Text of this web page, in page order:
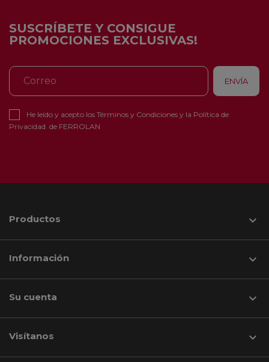
SUSCRÍBETE Y CONSIGUE
PROMOCIONES EXCLUSIVAS!
He leído y acepto los Términos y Condiciones y la Política de
Privacidad de FERROLAN
Productos 
Información 
Su cuenta 
Visítanos keyboard_arrow_down